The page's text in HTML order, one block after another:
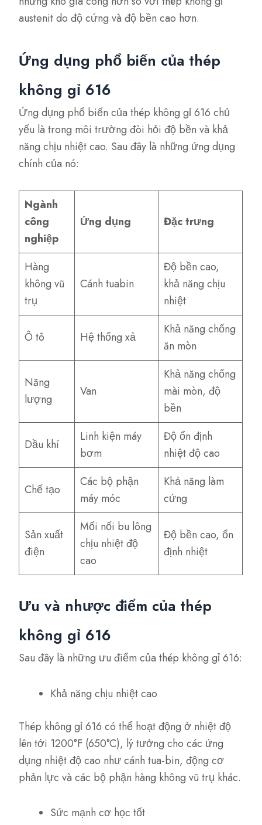
austenit do độ cứng và độ bền cao hơn.
Ứng dụng phổ biến của thép
không gỉ 616
Ứng dụng phổ biến của thép không gỉ 616 chủ
yếu là trong môi trường đòi hỏi độ bền và khả
năng chịu nhiệt cao. Sau đây là những ứng dụng
chính của nó:
Ngành
công
nghiệp
Ứng dụng Đặc trưng
Hàng
không vũ
trụ
Cánh tuabin
Độ bền cao,
khả năng chịu
nhiệt
Ô tô Hệ thống xả
Khả năng chống
ăn mòn
Năng
lượng
Van
Khả năng chống
mài mòn, độ
bền
Dầu khí
Linh kiện máy
bơm
Độ ổn định
nhiệt độ cao
Chế tạo
Các bộ phận
máy móc
Khả năng làm
cứng
Sản xuất
điện
Mối nối bu lông
chịu nhiệt độ
cao
Độ bền cao, ổn
định nhiệt
Ưu và nhược điểm của thép
không gỉ 616
Sau đây là những ưu điểm của thép không gỉ 616:
Khả năng chịu nhiệt cao
Thép không gỉ 616 có thể hoạt động ở nhiệt độ
lên tới 1200°F (650°C), lý tưởng cho các ứng
dụng nhiệt độ cao như cánh tua-bin, động cơ
phản lực và các bộ phận hàng không vũ trụ khác.
Sức mạnh cơ học tốt